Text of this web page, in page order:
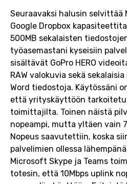
Seuraavaksi halusin selvittää
Google Dropbox
500MB sekalaisten
työasemastani kyseisiin
sisältävät GoPro HERO
RAW valokuvia sekä
Word tiedostoja. Käytössäni
että yrityskäyttöön
toimittajilta. Toinen näistä
nopeampi, mutta yltäen vain
Nopeus saavutettiin, koska
palvelimien ollessa
Microsoft Skype ja Teams
totesin, että 10Mbps uplink